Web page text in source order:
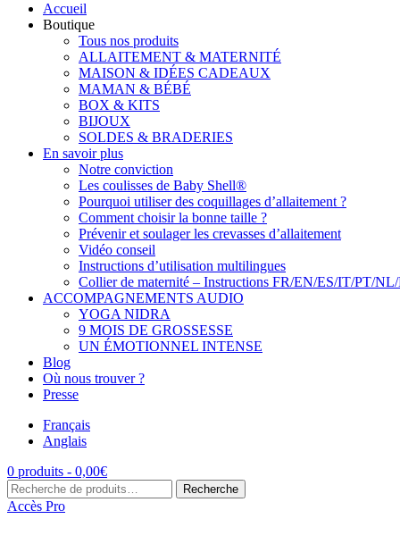
Accueil
Boutique
Tous nos produits
ALLAITEMENT & MATERNITÉ
MAISON & IDÉES CADEAUX
MAMAN & BÉBÉ
BOX & KITS
BIJOUX
SOLDES & BRADERIES
En savoir plus
Notre conviction
Les coulisses de Baby Shell®
Pourquoi utiliser des coquillages d’allaitement ?
Comment choisir la bonne taille ?
Prévenir et soulager les crevasses d’allaitement
Vidéo conseil
Instructions d’utilisation multilingues
Collier de maternité – Instructions FR/EN/ES/IT/PT/
ACCOMPAGNEMENTS AUDIO
YOGA NIDRA
9 MOIS DE GROSSESSE
UN ÉMOTIONNEL INTENSE
Blog
Où nous trouver ?
Presse
Français
Anglais
0 produits - 0,00€
Recherche
pour :
Recherche
Accès Pro